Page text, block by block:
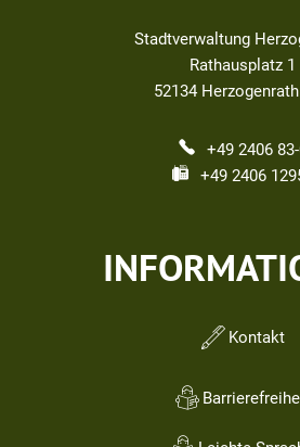
Stadtverwaltung
Rathausplatz 1
52134 Herzogenrath
+49 2406
+49 2406
Kontakt